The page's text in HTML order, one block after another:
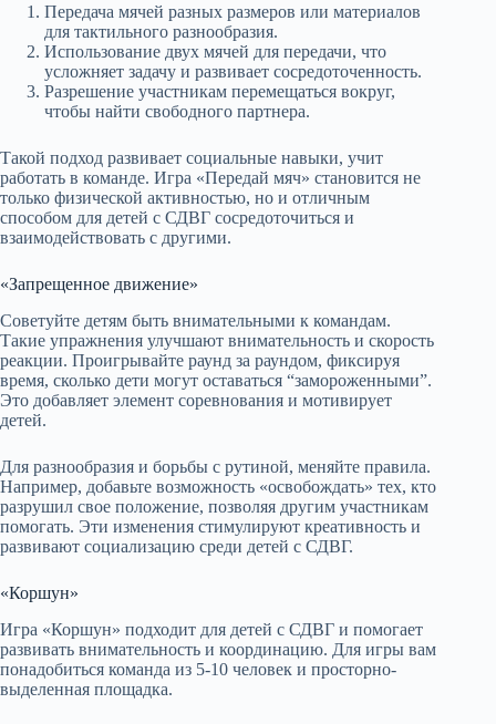
Передача мячей разных размеров или материалов
для тактильного разнообразия.
Использование двух мячей для передачи, что
усложняет задачу и развивает сосредоточенность.
Разрешение участникам перемещаться вокруг,
чтобы найти свободного партнера.
Такой подход развивает социальные навыки, учит
работать в команде. Игра «Передай мяч» становится не
только физической активностью, но и отличным
способом для детей с СДВГ сосредоточиться и
взаимодействовать с другими.
«Запрещенное движение»
Советуйте детям быть внимательными к командам.
Такие упражнения улучшают внимательность и скорость
реакции. Проигрывайте раунд за раундом, фиксируя
время, сколько дети могут оставаться “замороженными”.
Это добавляет элемент соревнования и мотивирует
детей.
Для разнообразия и борьбы с рутиной, меняйте правила.
Например, добавьте возможность «освобождать» тех, кто
разрушил свое положение, позволяя другим участникам
помогать. Эти изменения стимулируют креативность и
развивают социализацию среди детей с СДВГ.
«Коршун»
Игра «Коршун» подходит для детей с СДВГ и помогает
развивать внимательность и координацию. Для игры вам
понадобиться команда из 5-10 человек и просторно-
выделенная площадка.